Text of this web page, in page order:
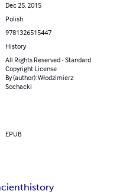
Dec 25, 2015
Polish
9781326515447
History
All Rights Reserved - Standard
Copyright License
By (author): Włodzimierz
Sochacki
EPUB
history